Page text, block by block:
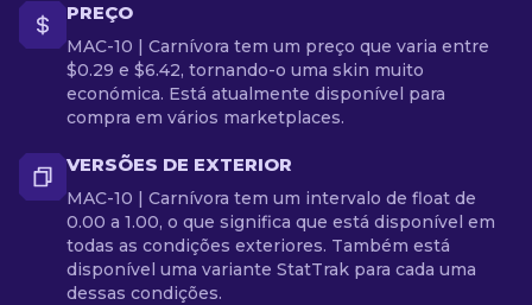
PREÇO
MAC-10 | Carnívora tem um preço que varia entre
$0.29 e $6.42, tornando-o uma skin muito
económica. Está atualmente disponível para
compra em vários marketplaces.
VERSÕES DE EXTERIOR
MAC-10 | Carnívora tem um intervalo de float de
0.00 a 1.00, o que significa que está disponível em
todas as condições exteriores. Também está
disponível uma variante StatTrak para cada uma
dessas condições.